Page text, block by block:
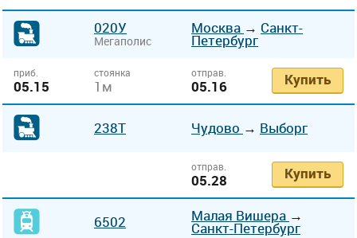
020У
Мегаполис
Москва → Санкт-
Петербург
приб.
05.15
стоянка
1м
отправ.
05.16 Купить
238Т Чудово → Выборг
отправ.
05.28 Купить
6502 Малая Вишера →
Санкт-Петербург